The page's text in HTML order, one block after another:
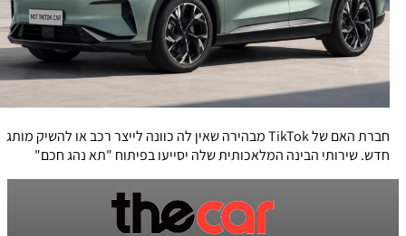
חברת האם של TikTok מבהירה שאין לה כוונה לייצר רכב או להשיק מותג
חדש. שירותי הבינה המלאכותית שלה יסייעו בפיתוח "תא נהג חכם"